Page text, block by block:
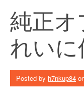
純正オ
れいに
Posted by h7nkup84